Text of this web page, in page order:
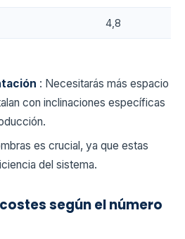
4,8
: Necesitarás más espacio
con inclinaciones específicas
es crucial, ya que estas
del sistema.
según el número